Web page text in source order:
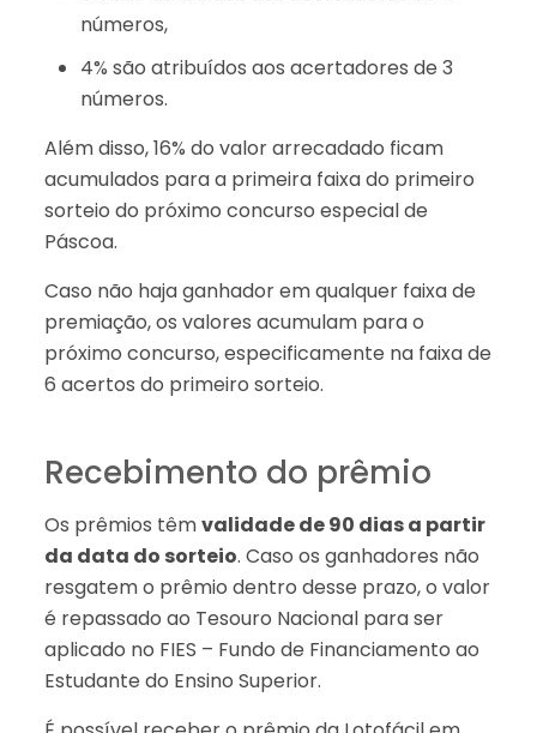
números,
4% são atribuídos aos acertadores de 3
números.
Além disso, 16% do valor arrecadado ficam
acumulados para a primeira faixa do primeiro
sorteio do próximo concurso especial de
Páscoa.
Caso não haja ganhador em qualquer faixa de
premiação, os valores acumulam para o
próximo concurso, especificamente na faixa de
6 acertos do primeiro sorteio.
Recebimento do prêmio
Os prêmios têmvalidade de 90 dias a partir
da data do sorteio. Caso os ganhadores não
resgatem o prêmio dentro desse prazo, o valor
é repassado ao Tesouro Nacional para ser
aplicado no FIES – Fundo de Financiamento ao
Estudante do Ensino Superior.